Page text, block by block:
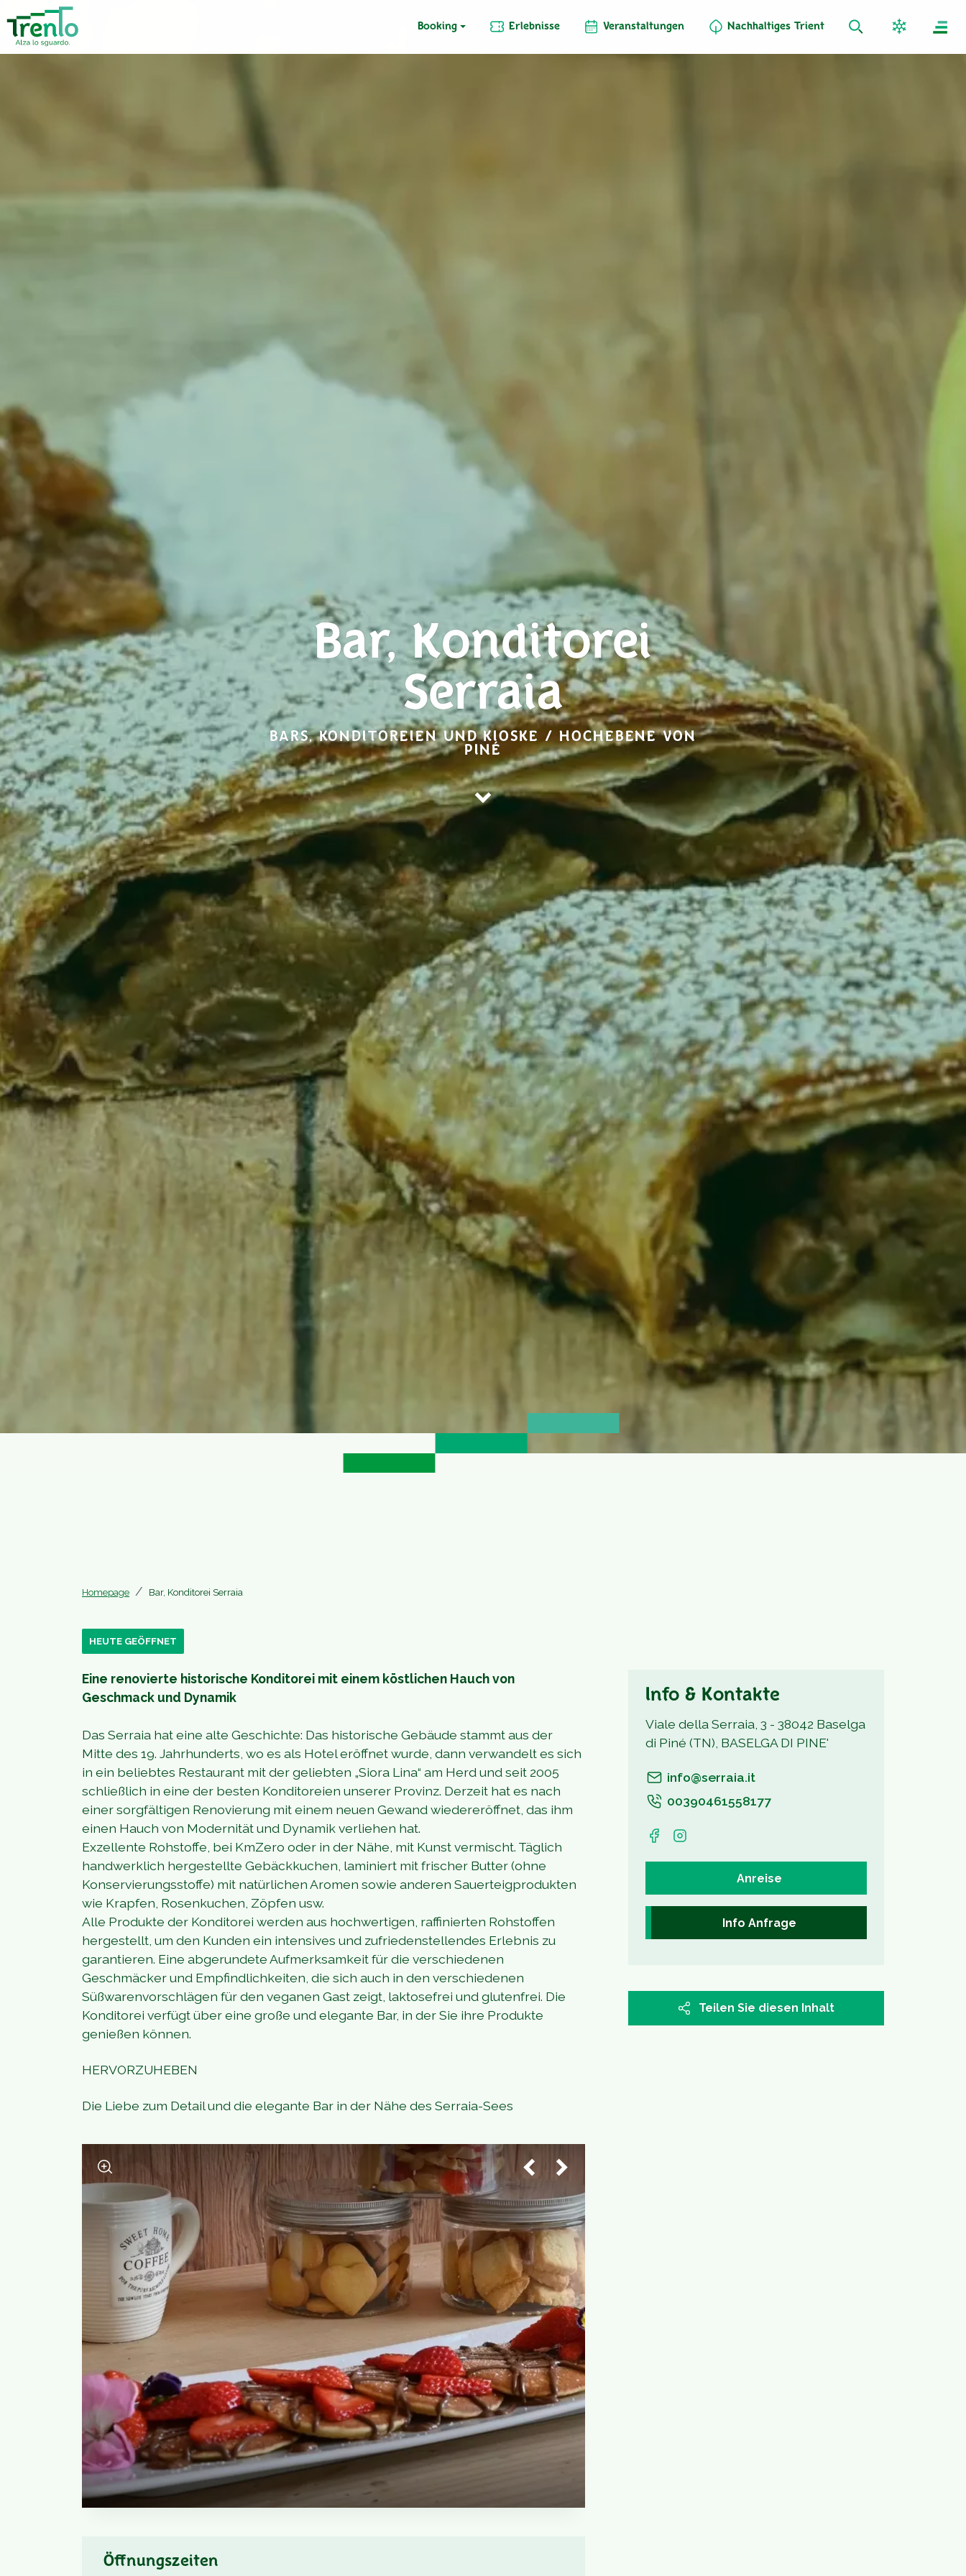
Booking Erlebnisse Veranstaltungen Nachhaltiges Trient
Bar, Konditorei
Serraia
BARS, KONDITOREIEN UND KIOSKE / HOCHEBENE VON
PINÉ
Homepage Bar, Konditorei Serraia
HEUTE GEÖFFNET
Eine renovierte historische Konditorei mit einem köstlichen Hauch von
Geschmack und Dynamik
Das Serraia hat eine alte Geschichte: Das historische Gebäude stammt aus der
Mitte des 19. Jahrhunderts, wo es als Hotel eröffnet wurde, dann verwandelt es sich
in ein beliebtes Restaurant mit der geliebten „Siora Lina“ am Herd und seit 2005
schließlich in eine der besten Konditoreien unserer Provinz. Derzeit hat es nach
einer sorgfältigen Renovierung mit einem neuen Gewand wiedereröffnet, das ihm
einen Hauch von Modernität und Dynamik verliehen hat.
Exzellente Rohstoffe, bei KmZero oder in der Nähe, mit Kunst vermischt. Täglich
handwerklich hergestellte Gebäckkuchen, laminiert mit frischer Butter (ohne
Konservierungsstoffe) mit natürlichen Aromen sowie anderen Sauerteigprodukten
wie Krapfen, Rosenkuchen, Zöpfen usw.
Alle Produkte der Konditorei werden aus hochwertigen, raffinierten Rohstoffen
hergestellt, um den Kunden ein intensives und zufriedenstellendes Erlebnis zu
garantieren. Eine abgerundete Aufmerksamkeit für die verschiedenen
Geschmäcker und Empfindlichkeiten, die sich auch in den verschiedenen
Süßwarenvorschlägen für den veganen Gast zeigt, laktosefrei und glutenfrei. Die
Konditorei verfügt über eine große und elegante Bar, in der Sie ihre Produkte
genießen können.
HERVORZUHEBEN
Die Liebe zum Detail und die elegante Bar in der Nähe des Serraia-Sees
Öffnungszeiten
Info & Kontakte
Viale della Serraia, 3 - 38042 Baselga
di Piné (TN), BASELGA DI PINE'
info@serraia.it
00390461558177
Anreise
Info Anfrage
Teilen Sie diesen Inhalt